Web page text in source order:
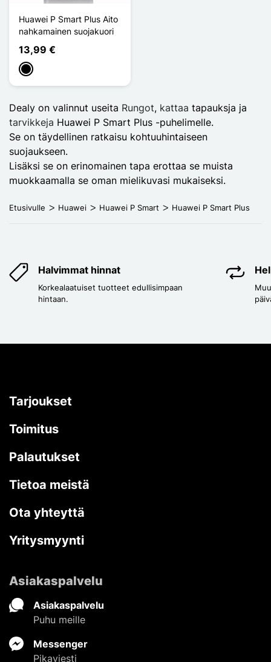
Huawei P Smart Plus Aito
nahkamainen suojakuori
13,99 €
Musta
Dealy on valinnut useita Rungot, kattaa tapauksja ja
tarvikkeja Huawei P Smart Plus -puhelimelle.
Se on täydellinen ratkaisu kohtuuhintaiseen
suojaukseen.
Lisäksi se on erinomainen tapa erottaa se muista
muokkaamalla se oman mielikuvasi mukaiseksi.
Etusivulle Huawei Huawei P Smart Huawei P Smart Plus
Halvimmat hinnat
Korkealaatuiset tuotteet edullisimpaan
hintaan.
Tarjoukset
Toimitus
Palautukset
Tietoa meistä
Ota yhteyttä
Yritysmyynti
Asiakaspalvelu
Asiakaspalvelu
Puhu meille
Messenger
Pikaviesti